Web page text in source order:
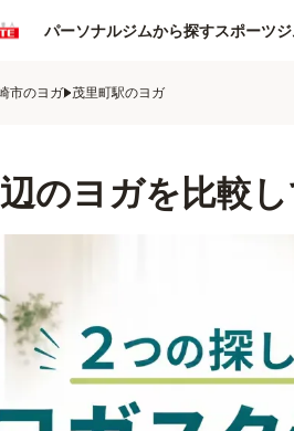
パーソナルジムから探すスポーツ
市のヨガ 茂里町駅のヨガ
のヨガを比較